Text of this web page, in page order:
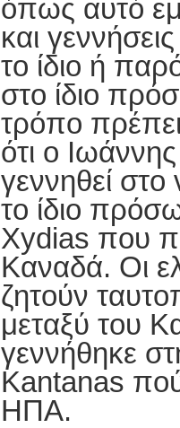
όπως αυτό
και
το ίδιο ή
στο ίδιο
τρόπο
ότι ο
γεννηθεί στο
το ίδιο
Xydias που
Καναδά. Οι
ζητούν
μεταξύ του
γεννήθηκε
Kantanas
ΗΠΑ.